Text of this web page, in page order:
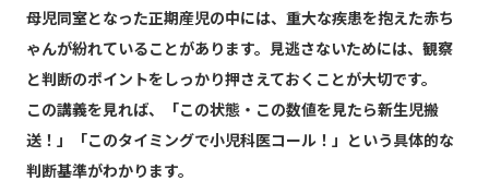
母児同室となった正期産児の中には、重大な疾患を抱えた赤ち
ゃんが紛れていることがあります。見逃さないためには、観察
と判断のポイントをしっかり押さえておくことが大切です。
この講義を見れば、「この状態・この数値を見たら新生児搬
送！」「このタイミングで小児科医コール！」という具体的な
判断基準がわかります。